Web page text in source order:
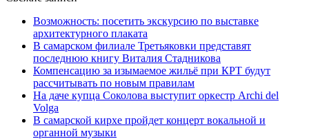
Возможность: посетить экскурсию по выставке
архитектурного плаката
В самарском филиале Третьяковки представят
последнюю книгу Виталия Стадникова
Компенсацию за изымаемое жильё при КРТ будут
рассчитывать по новым правилам
На даче купца Соколова выступит оркестр Archi del
Volga
В самарской кирхе пройдет концерт вокальной и
органной музыки